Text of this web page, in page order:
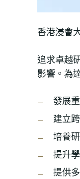
香港浸會
追求卓越
影響。為
發展
建立
培養
提升
提供